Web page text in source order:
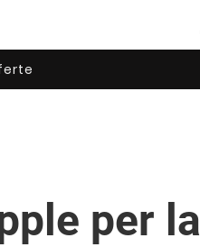
per la